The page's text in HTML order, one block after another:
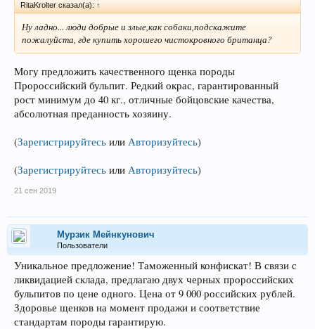
RitaKrolter сказал(а): ↑
Ну ладно... люди добрые и злые,как собаки,подскажите
пожалуйста, где купить хорошего чистокровного британца?
Могу предложить качественного щенка породы
Пророссийский бульпит. Редкий окрас, гарантированный
рост минимум до 40 кг., отличные бойцовские качества,
абсолютная преданность хозяину.
(Зарегистрируйтесь или Авторизуйтесь)
(Зарегистрируйтесь или Авторизуйтесь)
21 сен 2019
Мурзик Мейнкунович
Пользователи
Уникальное предложение! Таможенный конфискат! В связи с
ликвидацией склада, предлагаю двух черных пророссийских
бульпитов по цене одного. Цена от 9 000 российских рублей.
Здоровье щенков на момент продажи и соответствие
стандартам породы гарантирую.